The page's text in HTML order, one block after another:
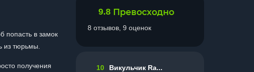
попасть в замок
из тюрьмы.
получения
9.8 Превосходно
8 отзывов, 9 оценок
10 Викульчик Ra...